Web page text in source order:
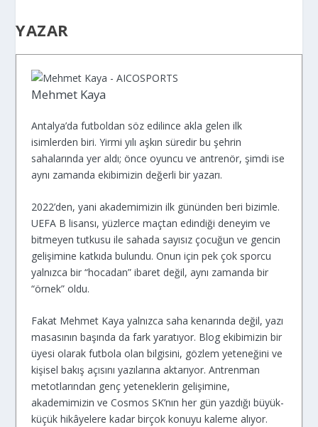
YAZAR
Mehmet Kaya
Antalya’da futboldan söz edilince akla gelen ilk
isimlerden biri. Yirmi yılı aşkın süredir bu şehrin
sahalarında yer aldı; önce oyuncu ve antrenör, şimdi ise
aynı zamanda ekibimizin değerli bir yazarı.
2022’den, yani akademimizin ilk gününden beri bizimle.
UEFA B lisansı, yüzlerce maçtan edindiği deneyim ve
bitmeyen tutkusu ile sahada sayısız çocuğun ve gencin
gelişimine katkıda bulundu. Onun için pek çok sporcu
yalnızca bir “hocadan” ibaret değil, aynı zamanda bir
“örnek” oldu.
Fakat Mehmet Kaya yalnızca saha kenarında değil, yazı
masasının başında da fark yaratıyor. Blog ekibimizin bir
üyesi olarak futbola olan bilgisini, gözlem yeteneğini ve
kişisel bakış açısını yazılarına aktarıyor. Antrenman
metotlarından genç yeteneklerin gelişimine,
akademimizin ve Cosmos SK’nın her gün yazdığı büyük-
küçük hikâyelere kadar birçok konuyu kaleme alıyor.